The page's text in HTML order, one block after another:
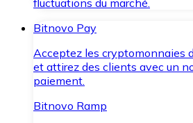
fluctuations du marché.
Bitnovo Pay
Acceptez les cryptomonnaies
et attirez des clients avec un
paiement.
Bitnovo Ramp